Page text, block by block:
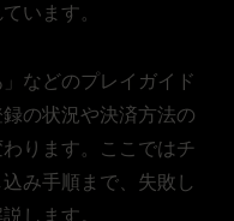
います。
などのプレイガイド
の状況や決済方法の
ります。ここではチ
み手順まで、失敗し
します。